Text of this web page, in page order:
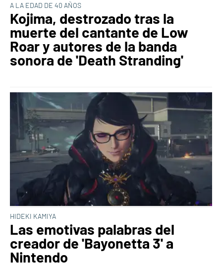
A LA EDAD DE 40 AÑOS
Kojima, destrozado tras la
muerte del cantante de Low
Roar y autores de la banda
sonora de 'Death Stranding'
HIDEKI KAMIYA
Las emotivas palabras del
creador de 'Bayonetta 3' a
Nintendo